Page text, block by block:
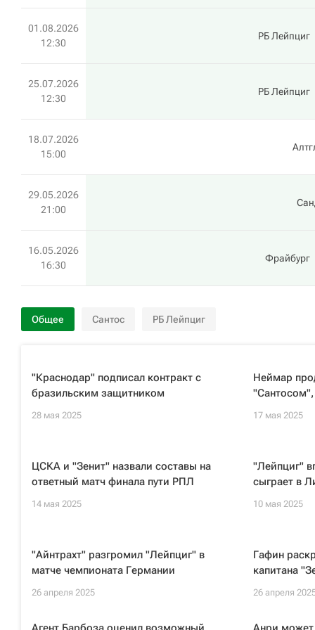
01.08.2026
12:30
РБ Лейпциг
25.07.2026
12:30
РБ Лейпциг
18.07.2026
15:00
29.05.2026
21:00
16.05.2026
16:30
Фрайбург
Общее Сантос РБ Лейпциг
"Краснодар" подписал контракт с
бразильским защитником
28 мая 2025
Неймар
17 мая 2025
ЦСКА и "Зенит" назвали составы на
ответный матч финала пути РПЛ
14 мая 2025
"Лейпциг"
сыграет в
10 мая 2025
"Айнтрахт" разгромил "Лейпциг" в
матче чемпионата Германии
26 апреля 2025
Гафин
капитана
26 апреля